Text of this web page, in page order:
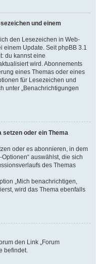
und einem
den Lesezeichen in Web-
einem Update. Seit phpBB 3.1
du kannst eine
wird. Abonnements
eines Themas oder eines
für Lesezeichen und
unter „Benachrichtigungen
setzen oder ein Thema
oder es abonnieren, in dem
auswählst, die sich
des Themas
„Mich benachrichtigen,
wird das Thema ebenfalls
den Link „Forum
befindet.